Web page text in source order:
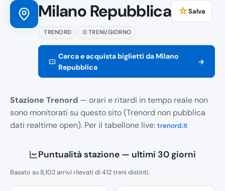
Milano Repubblica ☆Salva
TRENORD 0 TRENI/GIORNO
Cerca e acquista biglietti da Milano
Repubblica
→
Stazione Trenord — orari e ritardi in tempo reale non
sono monitorati su questo sito (Trenord non pubblica
dati realtime open). Per il tabellone live: trenord.it
Puntualità stazione — ultimi 30 giorni
Basato su 8,102 arrivi rilevati di 412 treni distinti.